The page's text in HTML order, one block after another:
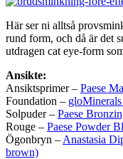
Här ser ni alltså
rund form, och då är det
utdragen cat eye-form
Ansikte:
Ansiktsprimer – Paese
Foundation –
Solpuder – Paese
Rouge – Paese Powder
Ögonbryn – Anastasia
brown)